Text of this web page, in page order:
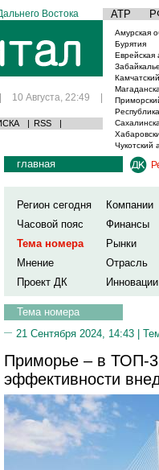
Востока АТР
| 10 Августа, 22:49 |
| RSS |
Амурская
Бурятия
Еврейская
Чукотский
главная
Регион сегодня
Компании
Часовой пояс
Финансы
Тема номера
Рынки
Мнение
Отрасль
Проект ДК
Инновации
Тема номера
21 Сентября 2024, 14:43 |
Приморье – в ТОП-3
эффективности